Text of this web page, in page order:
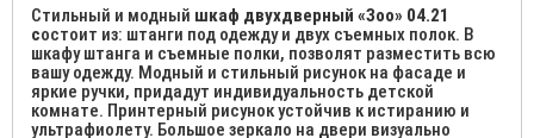
Стильный и модный шкаф двухдверный «Зоо» 04.21
состоит из: штанги под одежду и двух съемных полок. В
шкафу штанга и съемные полки, позволят разместить всю
вашу одежду. Модный и стильный рисунок на фасаде и
яркие ручки, придадут индивидуальность детской
комнате. Принтерный рисунок устойчив к истиранию и
ультрафиолету. Большое зеркало на двери визуально